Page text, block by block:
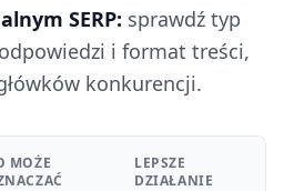
SERP: sprawdź typ
i format treści,
konkurencji.
MOŻE
LEPSZE
DZIAŁANIE